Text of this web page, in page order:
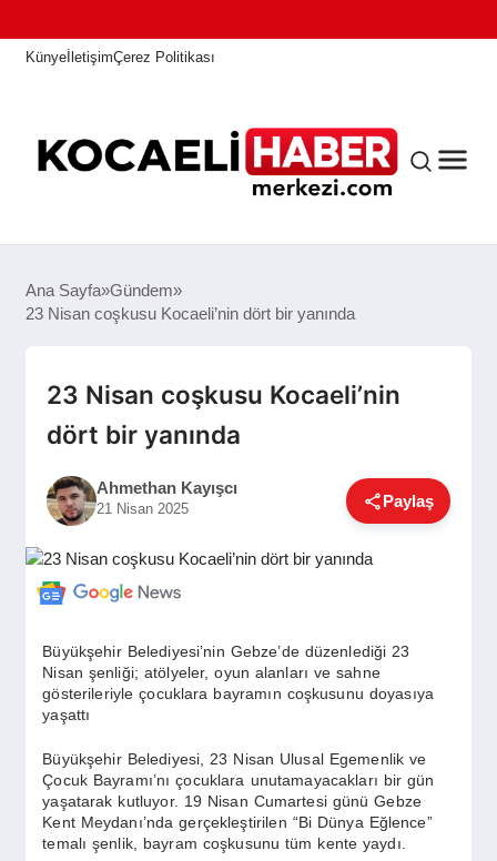
KünyeİletişimÇerez Politikası
ANASAYFA
ASAYIŞ
GÜNDEM
SIYASET
EĞITIM
EKONOMI
DÜNYA
Ana Sayfa Gündem
23 Nisan coşkusu Kocaeli’nin dört bir yanında
23 Nisan coşkusu Kocaeli’nin
dört bir yanında
Ahmethan Kayışcı
21 Nisan 2025 Paylaş
Büyükşehir Belediyesi’nin Gebze’de düzenlediği 23
Nisan şenliği; atölyeler, oyun alanları ve sahne
gösterileriyle çocuklara bayramın coşkusunu doyasıya
yaşattı
Büyükşehir Belediyesi, 23 Nisan Ulusal Egemenlik ve
Çocuk Bayramı’nı çocuklara unutamayacakları bir gün
yaşatarak kutluyor. 19 Nisan Cumartesi günü Gebze
Kent Meydanı’nda gerçekleştirilen “Bi Dünya Eğlence”
temalı şenlik, bayram coşkusunu tüm kente yaydı.